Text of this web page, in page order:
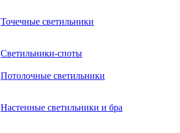
Точечные светильники
Светильники-споты
Потолочные светильники
Настенные светильники и бра